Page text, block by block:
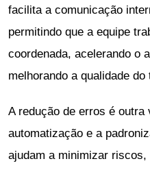
facilita a comunicação
permitindo que a equipe
coordenada, acelerando o
melhorando a qualidade do
A redução de erros é
automatização e a
ajudam a minimizar riscos,